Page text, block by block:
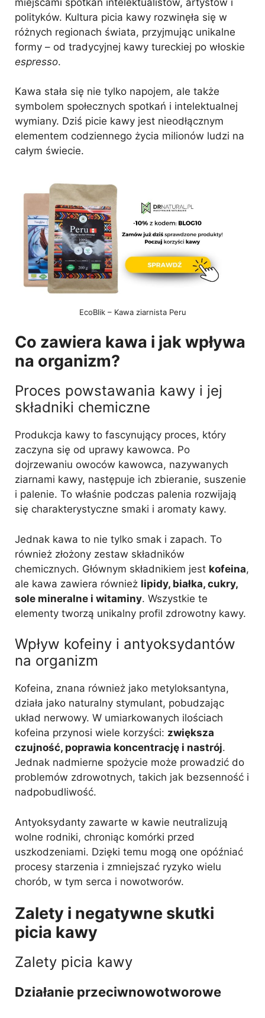
polityków. Kultura picia kawy rozwinęła się w
różnych regionach świata, przyjmując unikalne
formy – od tradycyjnej kawy tureckiej po włoskie
espresso.
Kawa stała się nie tylko napojem, ale także
symbolem społecznych spotkań i intelektualnej
wymiany. Dziś picie kawy jest nieodłącznym
elementem codziennego życia milionów ludzi na
całym świecie.
EcoBlik – Kawa ziarnista Peru
Co zawiera kawa i jak wpływa
na organizm?
Proces powstawania kawy i jej
składniki chemiczne
Produkcja kawy to fascynujący proces, który
zaczyna się od uprawy kawowca. Po
dojrzewaniu owoców kawowca, nazywanych
ziarnami kawy, następuje ich zbieranie, suszenie
i palenie. To właśnie podczas palenia rozwijają
się charakterystyczne smaki i aromaty kawy.
Jednak kawa to nie tylko smak i zapach. To
również złożony zestaw składników
chemicznych. Głównym składnikiem jest kofeina,
ale kawa zawiera również lipidy, białka, cukry,
sole mineralne i witaminy. Wszystkie te
elementy tworzą unikalny profil zdrowotny kawy.
Wpływ kofeiny i antyoksydantów
na organizm
Kofeina, znana również jako metyloksantyna,
działa jako naturalny stymulant, pobudzając
układ nerwowy. W umiarkowanych ilościach
kofeina przynosi wiele korzyści: zwiększa
czujność, poprawia koncentrację i nastrój.
Jednak nadmierne spożycie może prowadzić do
problemów zdrowotnych, takich jak bezsenność i
nadpobudliwość.
Antyoksydanty zawarte w kawie neutralizują
wolne rodniki, chroniąc komórki przed
uszkodzeniami. Dzięki temu mogą one opóźniać
procesy starzenia i zmniejszać ryzyko wielu
chorób, w tym serca i nowotworów.
Zalety i negatywne skutki
picia kawy
Zalety picia kawy
Działanie przeciwnowotworowe